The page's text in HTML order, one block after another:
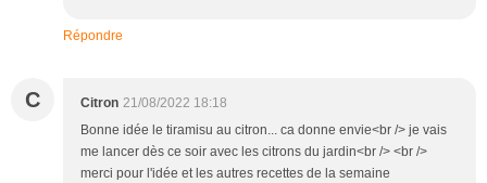
Répondre
C Citron 21/08/2022 18:18
Bonne idée le tiramisu au citron... ca donne envie<br /> je vais
me lancer dès ce soir avec les citrons du jardin<br /> <br />
merci pour l'idée et les autres recettes de la semaine